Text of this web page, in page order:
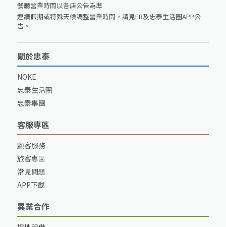
餐廳營業時間以各店公告為準
連續假期或特殊天候調整營業時間，請見FB及忠泰生活圈APP公
告。
關於忠泰
NOKE
忠泰生活圈
忠泰集團
客服專區
顧客服務
旅客專區
常見問題
APP下載
異業合作